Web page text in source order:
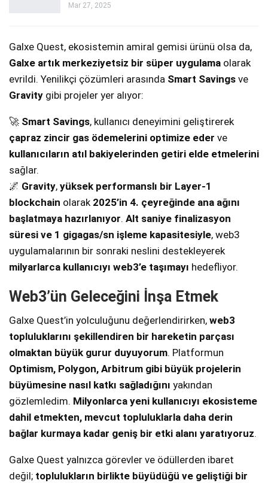
Mar 27, 2025
Galxe Quest, ekosistemin amiral gemisi ürünü olsa da,
Galxe artık merkeziyetsiz bir süper uygulama olarak
evrildi. Yenilikçi çözümleri arasında Smart Savings ve
Gravity gibi projeler yer alıyor:
🚀 Smart Savings, kullanıcı deneyimini geliştirerek
çapraz zincir gas ödemelerini optimize eder ve
kullanıcıların atıl bakiyelerinden getiri elde etmelerini
sağlar.
🌌 Gravity, yüksek performanslı bir Layer-1
blockchain olarak 2025’in 4. çeyreğinde ana ağını
başlatmaya hazırlanıyor. Alt saniye finalizasyon
süresi ve 1 gigagas/sn işleme kapasitesiyle, web3
uygulamalarının bir sonraki neslini destekleyerek
milyarlarca kullanıcıyı web3’e taşımayı hedefliyor.
Web3’ün Geleceğini İnşa Etmek
Galxe Quest’in yolculuğunu değerlendirirken, web3
topluluklarını şekillendiren bir hareketin parçası
olmaktan büyük gurur duyuyorum. Platformun
Optimism, Polygon, Arbitrum gibi büyük projelerin
büyümesine nasıl katkı sağladığını yakından
gözlemledim. Milyonlarca yeni kullanıcıyı ekosisteme
dahil etmekten, mevcut topluluklarla daha derin
bağlar kurmaya kadar geniş bir etki alanı yaratıyoruz.
Galxe Quest yalnızca görevler ve ödüllerden ibaret
değil; toplulukların birlikte büyüdüğü ve geliştiği bir